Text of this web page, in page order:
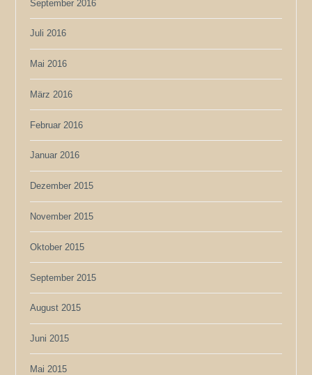
September 2016
Juli 2016
Mai 2016
März 2016
Februar 2016
Januar 2016
Dezember 2015
November 2015
Oktober 2015
September 2015
August 2015
Juni 2015
Mai 2015